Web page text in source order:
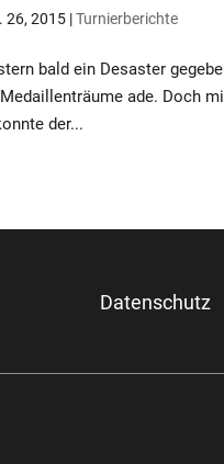
26, 2015 |Turnierberichte
bald ein Desaster
ade. Doch
der...
Datenschutz